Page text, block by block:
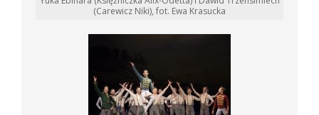
(Carewicz Niki), fot. Ewa Krasucka